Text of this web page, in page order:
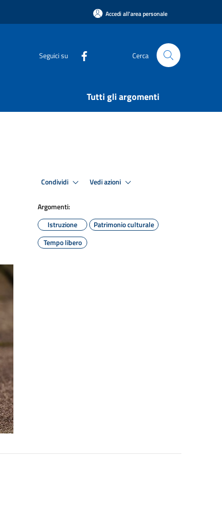
Accedi all'area personale
Seguici su Cerca
Tutti gli argomenti
Condividi Vedi azioni
Argomenti:
Istruzione
Patrimonio culturale
Tempo libero